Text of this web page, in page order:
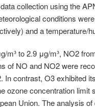
collection using the
conditions
and a temperature/
m³ to 2.9 μg/m³, ΝΟ2
of NO and ΝΟ2 were
contrast, O3 exhibited
ozone concentration limit
Union. The analysis